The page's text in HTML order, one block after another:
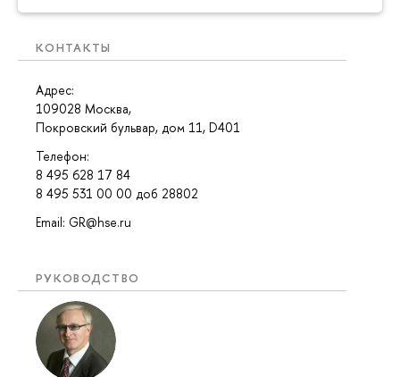
КОНТАКТЫ
Адрес:
109028 Москва,
Покровский бульвар, дом 11, D401
Телефон:
8 495 628 17 84
8 495 531 00 00 доб 28802
Email: GR@hse.ru
РУКОВОДСТВО